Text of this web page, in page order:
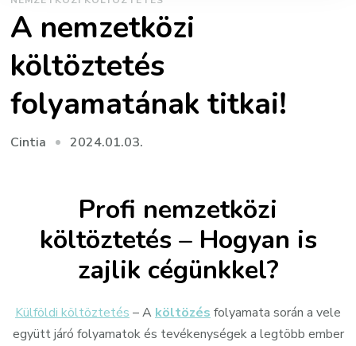
A nemzetközi
költöztetés
folyamatának titkai!
Cintia 2024.01.03.
Profi nemzetközi
költöztetés – Hogyan is
zajlik cégünkkel?
Külföldi költöztetés – A költözés folyamata során a vele
együtt járó folyamatok és tevékenységek a legtöbb ember